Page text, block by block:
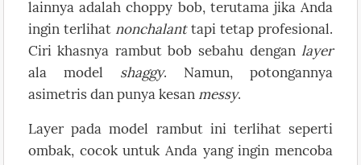
lainnya adalah choppy bob, terutama jika Anda
ingin terlihat nonchalanttapi tetap profesional.
Ciri khasnya rambut bob sebahu denganlayer
ala model shaggy. Namun, potongannya
asimetris dan punya kesan messy.
Layer pada model rambut ini terlihat seperti
ombak, cocok untuk Anda yang ingin mencoba